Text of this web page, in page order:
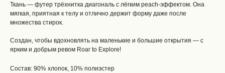
Ткань — футер трёхнитка диагональ с лёгким peach-эффектом. Она
мягкая, приятная к телу и отлично держит форму даже после
множества стирок.
Создан, чтобы вдохновлять на маленькие и большие открытия — с
ярким и добрым ревом Roar to Explore!
Состав: 90% хлопок, 10% полиэстер